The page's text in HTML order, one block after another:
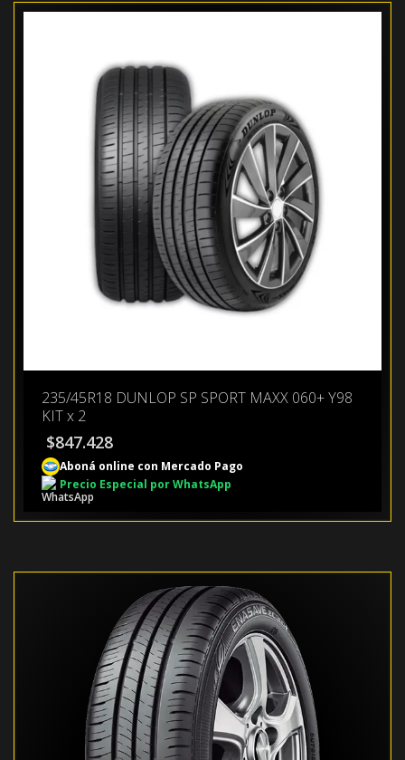
235/45R18 DUNLOP SP SPORT MAXX 060+ Y98
KIT x 2
$847.428
Aboná online con Mercado Pago
Precio Especial por WhatsApp